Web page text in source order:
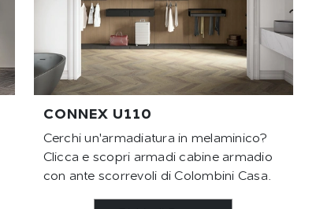
CONNEX U110
Cerchi un'armadiatura in melaminico?
Clicca e scopri armadi cabine armadio
con ante scorrevoli di Colombini Casa.